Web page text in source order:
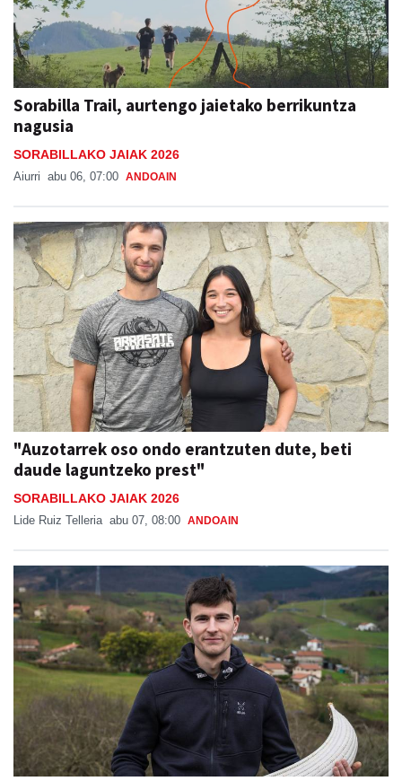
Sorabilla Trail, aurtengo jaietako berrikuntza
nagusia
SORABILLAKO JAIAK 2026
Aiurri abu 06, 07:00 ANDOAIN
"Auzotarrek oso ondo erantzuten dute, beti
daude laguntzeko prest"
SORABILLAKO JAIAK 2026
Lide Ruiz Telleria abu 07, 08:00 ANDOAIN